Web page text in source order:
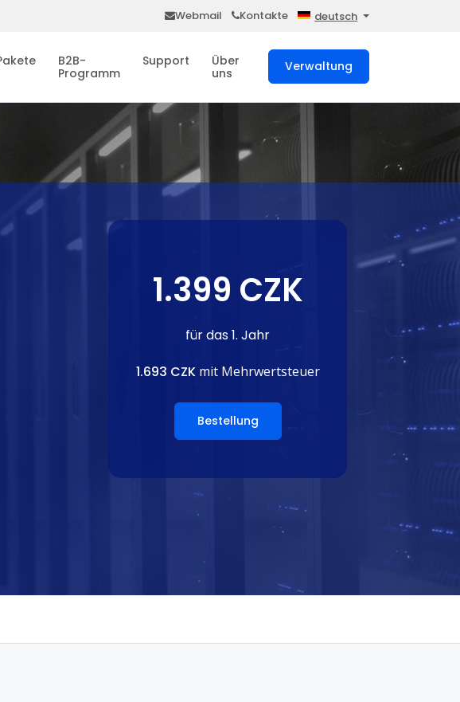
Webmail Kontakte deutsch
B2B-
Programm
Support
Über
uns
Verwaltung
1.399 CZK
für das 1. Jahr
1.693 CZKmit Mehrwertsteuer
Bestellung